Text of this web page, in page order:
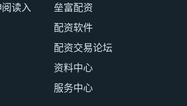
读入
垒富配资
配资软件
配资交易论坛
资料中心
服务中心